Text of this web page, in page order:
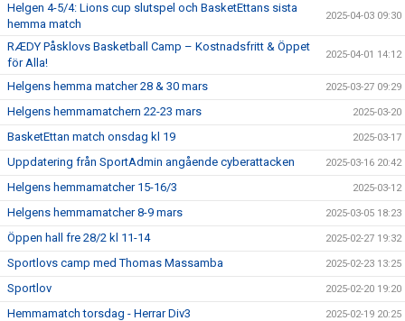
Helgen 4-5/4: Lions cup slutspel och BasketEttans sista
hemma match
2025-04-03 09:30
RÆDY Påsklovs Basketball Camp – Kostnadsfritt & Öppet
för Alla!
2025-04-01 14:12
Helgens hemma matcher 28 & 30 mars 2025-03-27 09:29
Helgens hemmamatchern 22-23 mars 2025-03-20
BasketEttan match onsdag kl 19 2025-03-17
Uppdatering från SportAdmin angående cyberattacken 2025-03-16 20:42
Helgens hemmamatcher 15-16/3 2025-03-12
Helgens hemmamatcher 8-9 mars 2025-03-05 18:23
Öppen hall fre 28/2 kl 11-14 2025-02-27 19:32
Sportlovs camp med Thomas Massamba 2025-02-23 13:25
Sportlov 2025-02-20 19:20
Hemmamatch torsdag - Herrar Div3 2025-02-19 20:25